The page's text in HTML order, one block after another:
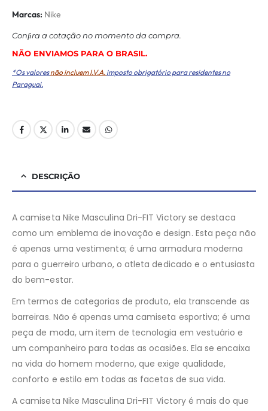
Marcas: Nike
Conﬁra a cotação no momento da compra.
NÃO ENVIAMOS PARA O BRASIL.
*Os valoresnão incluem I.V.A. imposto obrigatório para residentes no
Paraguai.
DESCRIÇÃO
A camiseta Nike Masculina Dri-FIT Victory se destaca
como um emblema de inovação e design. Esta peça não
é apenas uma vestimenta; é uma armadura moderna
para o guerreiro urbano, o atleta dedicado e o entusiasta
do bem-estar.
Em termos de categorias de produto, ela transcende as
barreiras. Não é apenas uma camiseta esportiva; é uma
peça de moda, um item de tecnologia em vestuário e
um companheiro para todas as ocasiões. Ela se encaixa
na vida do homem moderno, que exige qualidade,
conforto e estilo em todas as facetas de sua vida.
A camiseta Nike Masculina Dri-FIT Victory é mais do que